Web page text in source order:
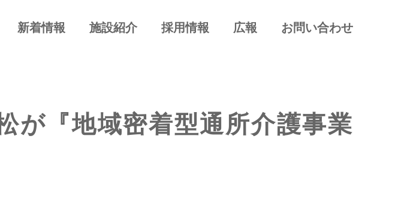
新着情報 施設紹介 採用情報 広報 お問い合わせ
が『地域密着型通所介護事業